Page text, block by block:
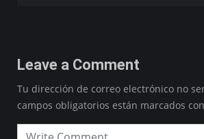
Leave a Comment
Tu dirección de correo electrónico no
campos obligatorios están marcados con